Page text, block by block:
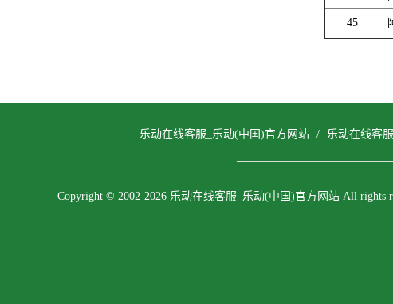
45
乐动在线客服_乐动(中国)官方网站 / 乐动在线客
Copyright © 2002-2026 乐动在线客服_乐动(中国)官方网站 All rights